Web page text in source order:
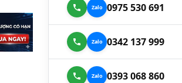
0975 530 691
0342 137 999
0393 068 860